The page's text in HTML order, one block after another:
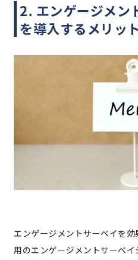
2. エンゲージメン
を導入するメリット
エンゲージメントサーベイを
用のエンゲージメントサーベイ